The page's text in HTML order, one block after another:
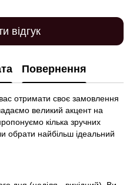
відгук
Повернення
отримати своє замовлення
великий акцент на
кілька зручних
обрати найбільш ідеальний